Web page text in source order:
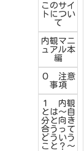
このサイ
トについ
て
内観マニ
ュアル本
編
０ 注意
事項
１ 内観
とは～自
分と向き
合うって
どういう
こと？～